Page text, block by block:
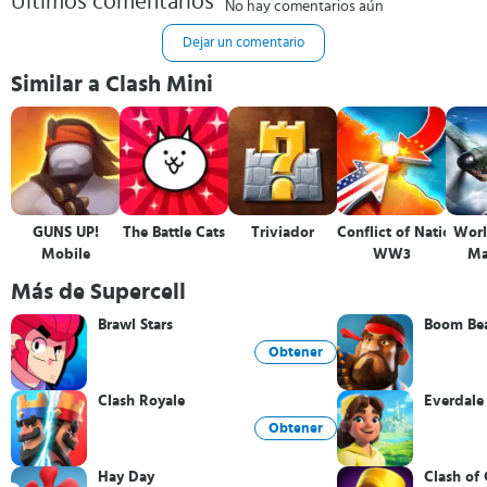
No hay comentarios aún
Dejar un comentario
Similar a Clash Mini
GUNS UP!
Mobile
The Battle Cats Triviador
Conflict of Nations:
WW3
Más de Supercell
Brawl Stars
Obtener
Clash Royale
Obtener
Hay Day
Boom
Everdale
Clash of